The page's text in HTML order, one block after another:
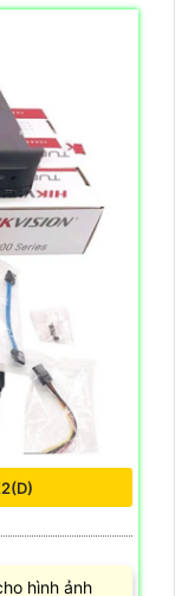
hình ảnh